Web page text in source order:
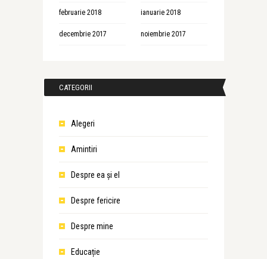
februarie 2018 ianuarie 2018
decembrie 2017 noiembrie 2017
CATEGORII
Alegeri
Amintiri
Despre ea şi el
Despre fericire
Despre mine
Educație